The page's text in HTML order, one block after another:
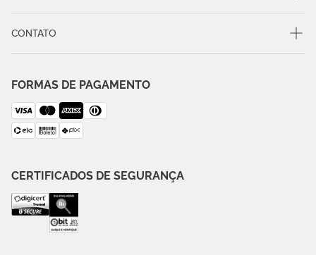
CONTATO
FORMAS DE PAGAMENTO
CERTIFICADOS DE SEGURANÇA